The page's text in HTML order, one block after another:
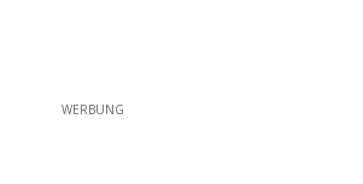
WERBUNG